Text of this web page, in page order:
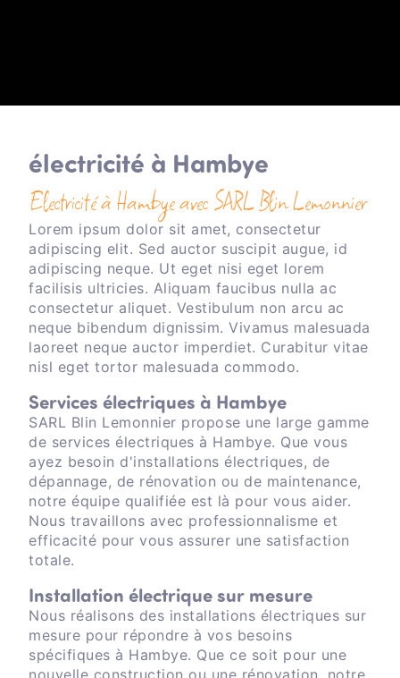
électricité à Hambye
Electricité à Hambye avec SARL Blin Lemonnier
Lorem ipsum dolor sit amet, consectetur
adipiscing elit. Sed auctor suscipit augue, id
adipiscing neque. Ut eget nisi eget lorem
facilisis ultricies. Aliquam faucibus nulla ac
consectetur aliquet. Vestibulum non arcu ac
neque bibendum dignissim. Vivamus malesuada
laoreet neque auctor imperdiet. Curabitur vitae
nisl eget tortor malesuada commodo.
Services électriques à Hambye
SARL Blin Lemonnier propose une large gamme
de services électriques à Hambye. Que vous
ayez besoin d'installations électriques, de
dépannage, de rénovation ou de maintenance,
notre équipe qualifiée est là pour vous aider.
Nous travaillons avec professionnalisme et
efficacité pour vous assurer une satisfaction
totale.
Installation électrique sur mesure
Nous réalisons des installations électriques sur
mesure pour répondre à vos besoins
spécifiques à Hambye. Que ce soit pour une
nouvelle construction ou une rénovation, notre